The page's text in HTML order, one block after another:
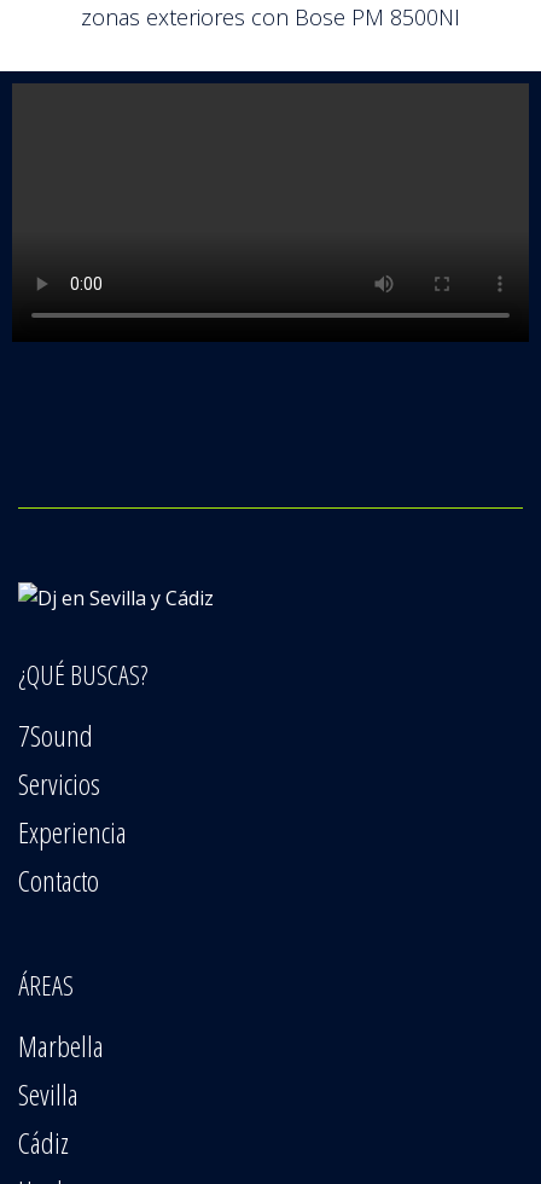
zonas exteriores con Bose PM 8500NI
¿QUÉ BUSCAS?
7Sound
Servicios
Experiencia
Contacto
ÁREAS
Marbella
Sevilla
Cádiz